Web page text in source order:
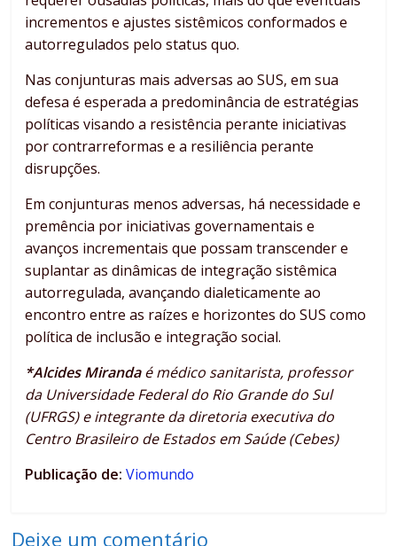
incrementos e ajustes sistêmicos conformados e
autorregulados pelo status quo.
Nas conjunturas mais adversas ao SUS, em sua
defesa é esperada a predominância de estratégias
políticas visando a resistência perante iniciativas
por contrarreformas e a resiliência perante
disrupções.
Em conjunturas menos adversas, há necessidade e
premência por iniciativas governamentais e
avanços incrementais que possam transcender e
suplantar as dinâmicas de integração sistêmica
autorregulada, avançando dialeticamente ao
encontro entre as raízes e horizontes do SUS como
política de inclusão e integração social.
*Alcides Mirandaé médico sanitarista, professor
da Universidade Federal do Rio Grande do Sul
(UFRGS) e integrante da diretoria executiva do
Centro Brasileiro de Estados em Saúde (Cebes)
Publicação de:Viomundo
Deixe um comentário